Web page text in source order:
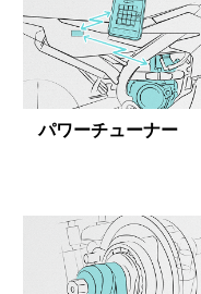
パワーチューナー